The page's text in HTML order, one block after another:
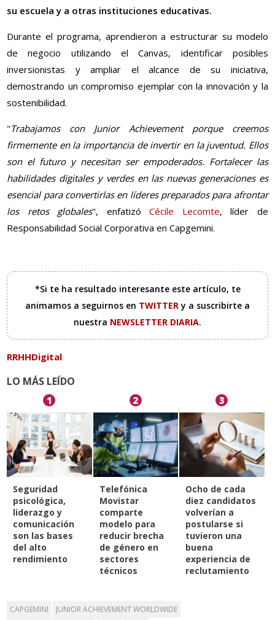
su escuela y a otras instituciones educativas.
Durante el programa, aprendieron a estructurar su modelo
de negocio utilizando el Canvas, identificar posibles
inversionistas y ampliar el alcance de su iniciativa,
demostrando un compromiso ejemplar con la innovación y la
sostenibilidad.
"Trabajamos con Junior Achievement porque creemos
firmemente en la importancia de invertir en la juventud. Ellos
son el futuro y necesitan ser empoderados. Fortalecer las
habilidades digitales y verdes en las nuevas generaciones es
esencial para convertirlas en líderes preparados para afrontar
los retos globales", enfatizóCécile Lecomte, líder de
Responsabilidad Social Corporativa en Capgemini.
*Si te ha resultado interesante este artículo, te
animamos a seguirnos en TWITTERy a suscribirte a
nuestra NEWSLETTER DIARIA.
RRHHDigital
LO MÁS LEÍDO
1
Seguridad
psicológica,
liderazgo y
comunicación
son las bases
del alto
rendimiento
2
Telefónica
Movistar
comparte
modelo para
reducir brecha
de género en
sectores
técnicos
3
Ocho de cada
diez candidatos
volverían a
postularse si
tuvieron una
buena
experiencia de
reclutamiento
CAPGEMINI
JUNIOR ACHIEVEMENT WORLDWIDE